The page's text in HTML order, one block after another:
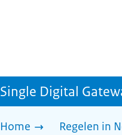
Single Digital
Home Regelen in